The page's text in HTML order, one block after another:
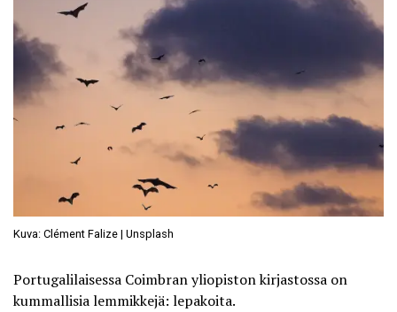
Kuva: Clément Falize | Unsplash
Portugalilaisessa Coimbran yliopiston kirjastossa on
kummallisia lemmikkejä: lepakoita.